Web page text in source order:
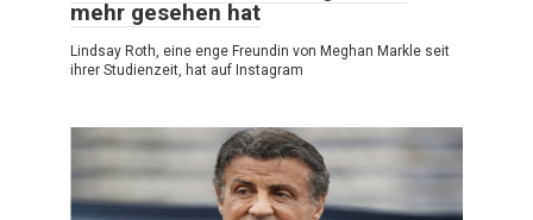
mehr gesehen hat
Lindsay Roth, eine enge Freundin von Meghan Markle seit
ihrer Studienzeit, hat auf Instagram